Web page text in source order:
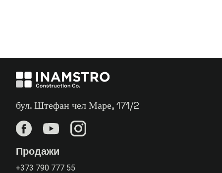
бул. Штефан чел Маре, 171/2
Продажи
+373 790 777 55